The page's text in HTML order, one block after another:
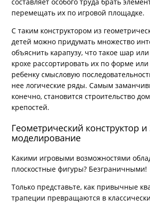
перемещать их по игровой площадке.
С таким конструктором из
детей можно придумать множество
объяснить карапузу, что такое шар
крохе рассортировать их по форме или
ребенку смысловую
нее логические ряды. Самым
конечно, становится строительство
крепостей.
Геометрический конструктор и
моделирование
Какими игровыми возможностями
плоскостные фигуры? Безграничными!
Только представьте, как привычные
трапеции превращаются в